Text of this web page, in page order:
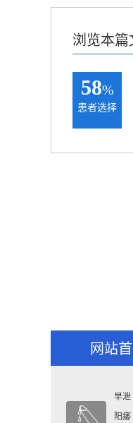
浏览本篇
58%
患者选择
网站
早泄
阳痿